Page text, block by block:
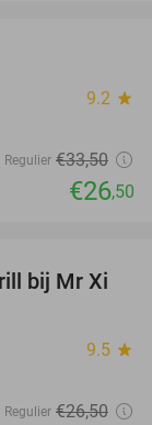
9.2 star
Regulier €33,50
€26,50
15%
bij Mr Xi
9.5 star
Regulier €26,50